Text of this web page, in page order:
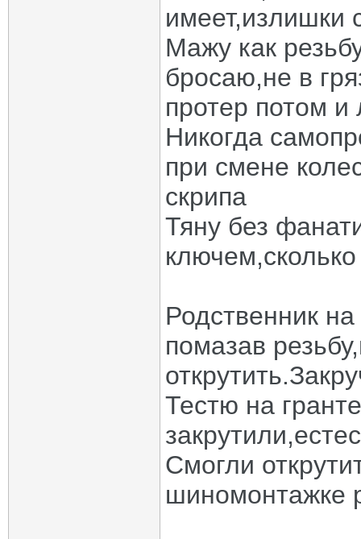
имеет,излишки
Мажу как
бросаю,не в
протер потом
Никогда
при смене
скрипа
Тяну без
Родственник
помазав
Тестю на
Смогли
шиномонтажке